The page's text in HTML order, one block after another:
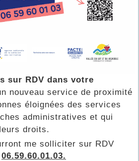
sur RDV dans votre
nouveau service de proximité
éloignées des services
administratives et qui
droits.
me solliciter sur RDV
06.59.60.01.03.